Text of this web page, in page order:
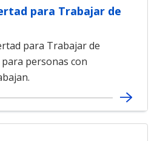
para Trabajar de
para Trabajar de
para personas con